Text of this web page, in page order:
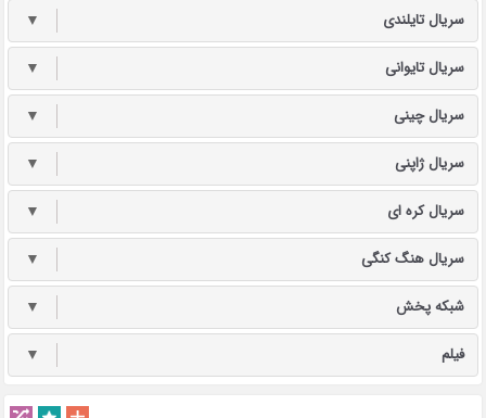
سریال تایلندی ▼
سریال تایوانی ▼
سریال چینی ▼
سریال ژاپنی ▼
سریال کره ای ▼
سریال هنگ کنگی ▼
شبکه پخش ▼
فیلم ▼